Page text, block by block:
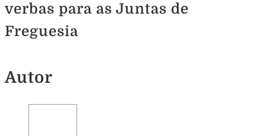
verbas para as Juntas de
Freguesia
Autor